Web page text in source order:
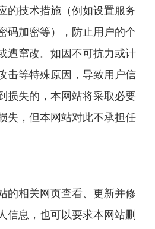
的技术措施（例如设置服务
码加密等），防止用户的个
遭窜改。如因不可抗力或计
击等特殊原因，导致用户信
损失的，本网站将采取必要
失，但本网站对此不承担任
相关网页查看、更新并修
信息，也可以要求本网站删